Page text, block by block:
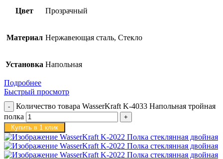
Цвет Прозрачный
Материал Нержавеющая сталь, Стекло
Установка Напольная
Подробнее
Быстрый просмотр
Количество товара WasserKraft K-4033 Напольная тройная
полка
Купить в 1 клик